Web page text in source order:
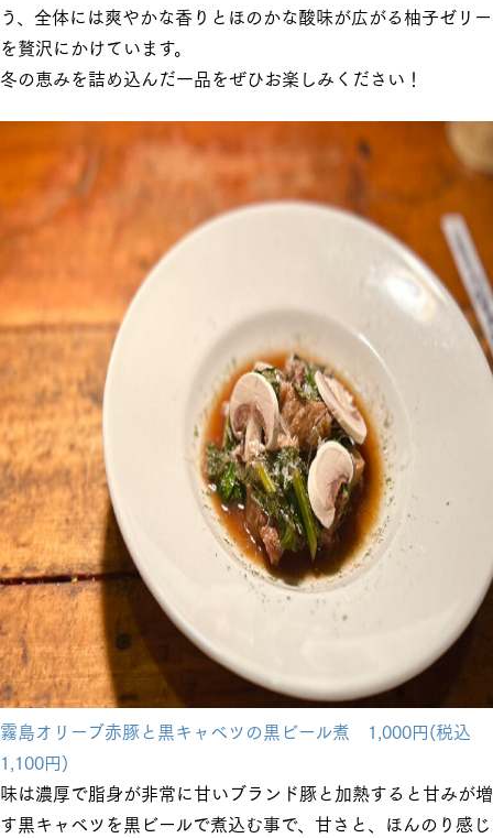
う、全体には爽やかな香りとほのかな酸味が広がる柚子ゼリー
を贅沢にかけています。
冬の恵みを詰め込んだ一品をぜひお楽しみください！
霧島オリーブ赤豚と黒キャベツの黒ビール煮 1,000円(税込
1,100円)
味は濃厚で脂身が非常に甘いブランド豚と加熱すると甘みが増
す黒キャベツを黒ビールで煮込む事で、甘さと、ほんのり感じ